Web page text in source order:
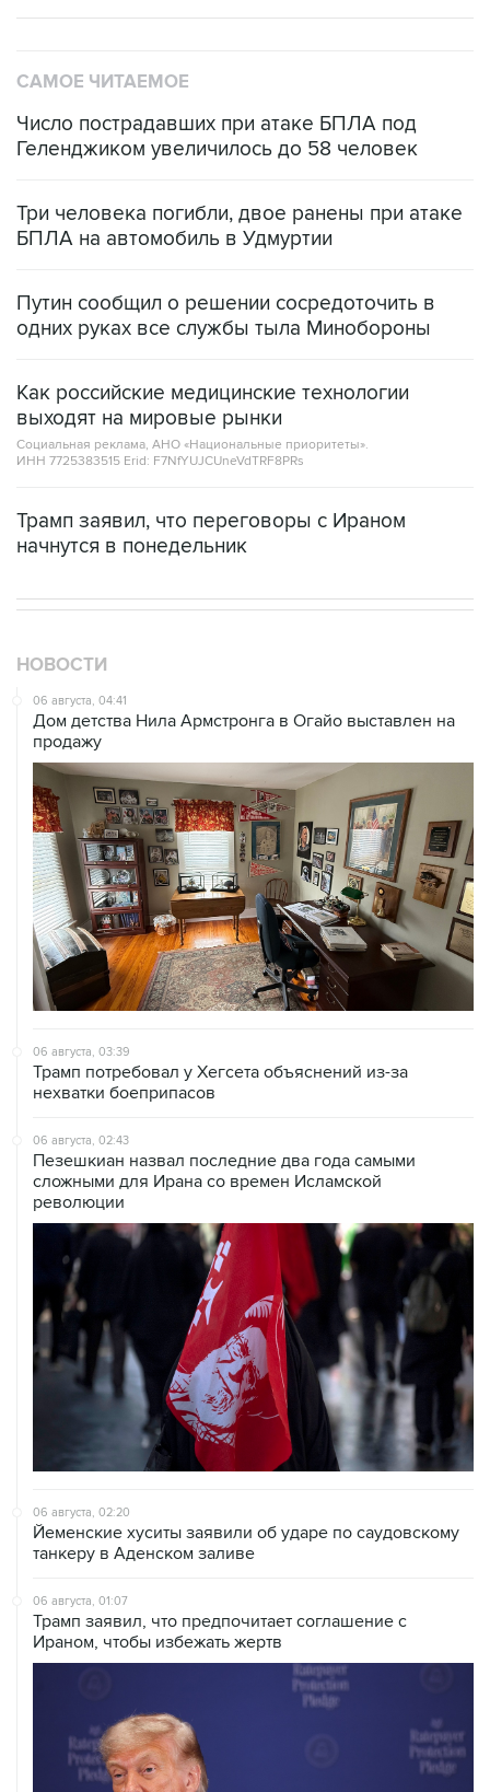
САМОЕ ЧИТАЕМОЕ
Число пострадавших при атаке БПЛА под
Геленджиком увеличилось до 58 человек
Три человека погибли, двое ранены при атаке
БПЛА на автомобиль в Удмуртии
Путин сообщил о решении сосредоточить в
одних руках все службы тыла Минобороны
Как российские медицинские технологии
выходят на мировые рынки
Социальная реклама, АНО «Национальные приоритеты».
ИНН 7725383515 Erid: F7NfYUJCUneVdTRF8PRs
Трамп заявил, что переговоры с Ираном
начнутся в понедельник
НОВОСТИ
06 августа, 04:41
Дом детства Нила Армстронга в Огайо выставлен на
продажу
06 августа, 03:39
Трамп потребовал у Хегсета объяснений из-за
нехватки боеприпасов
06 августа, 02:43
Пезешкиан назвал последние два года самыми
сложными для Ирана со времен Исламской
революции
06 августа, 02:20
Йеменские хуситы заявили об ударе по саудовскому
танкеру в Аденском заливе
06 августа, 01:07
Трамп заявил, что предпочитает соглашение с
Ираном, чтобы избежать жертв